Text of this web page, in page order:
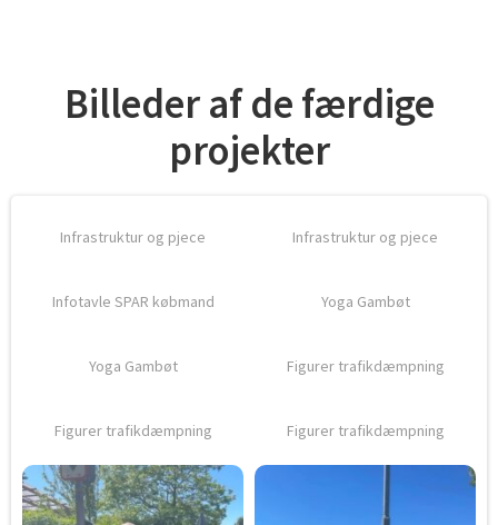
Billeder af de færdige
projekter
Infrastruktur og pjece Infrastruktur og pjece
Infotavle SPAR købmand Yoga Gambøt
Yoga Gambøt Figurer trafikdæmpning
Figurer trafikdæmpning Figurer trafikdæmpning